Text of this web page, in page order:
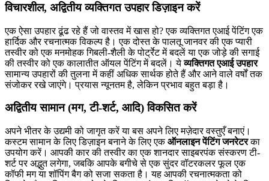
विचारशील, अद्वितीय व्यक्तिगत उपहार डिज़ाइन करें
एक ऐसा उपहार ढूंढ रहे हैं जो वास्तव में खास हो? एक व्यक्तिगत एआई पेंटिंग एक
हार्दिक और रचनात्मक विकल्प है। एक दोस्त के पालतू जानवर की एक प्यारी
तस्वीर को एक मनमोहक गिबली-शैली के पोर्ट्रेट में बदलें या एक जोड़े की सगाई
की तस्वीर को एक कालातीत ऑयल पेंटिंग में बदलें। येव्यक्तिगत एआई उपहार
सामान्य उपहारों की तुलना में कहीं अधिक सार्थक होते हैं और आने वाले वर्षों तक
संजोकर रखे जाएंगे। प्रयास न्यूनतम है, लेकिन प्रभाव बहुत बड़ा है।
अद्वितीय सामान (मग, टी-शर्ट, आदि) विकसित करें
अपने भीतर के उद्यमी को जागृत करें या बस अपने लिए मज़ेदार वस्तुएँ बनाएं।
कस्टम सामान के लिए डिज़ाइन बनाने के लिए एकऑनलाइन पेंटिंग जनरेटरका
उपयोग करें। आपकी कार की तस्वीर का एक शानदार साइबरपंक संस्करण टी-
शर्ट पर अद्भुत लगेगा, जबकि आपके बगीचे से एक सुंदर वॉटरकलर फूल एक
कॉफी मग या शॉपिंग बैग को सजा सकता है। यह आपकी रचनात्मकता को